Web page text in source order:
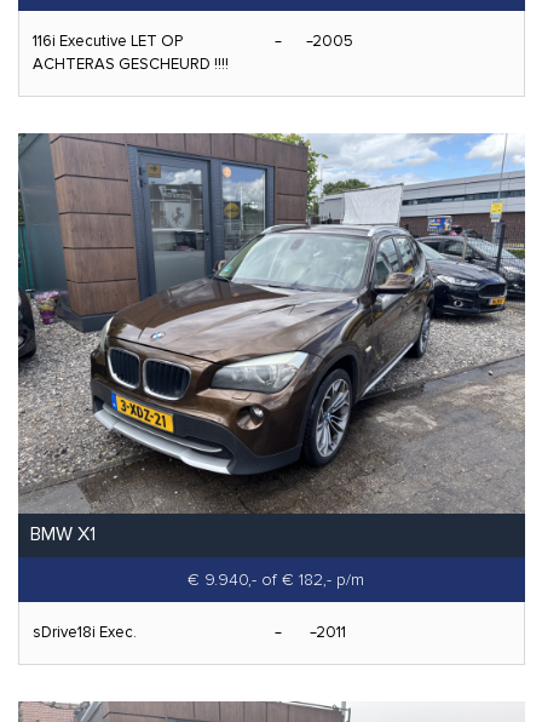
116i Executive LET OP
ACHTERAS GESCHEURD !!!!
2005
BMW X1
€ 9.940,- of € 182,- p/m
sDrive18i Exec. 2011